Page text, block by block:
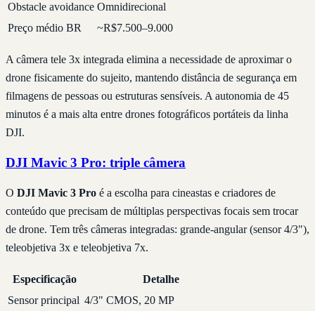
Obstacle avoidance Omnidirecional
Preço médio BR
~R$7.500–9.000
A câmera tele 3x integrada elimina a necessidade de aproximar o
drone fisicamente do sujeito, mantendo distância de segurança em
filmagens de pessoas ou estruturas sensíveis. A autonomia de 45
minutos é a mais alta entre drones fotográficos portáteis da linha
DJI.
DJI Mavic 3 Pro: triple câmera
O DJI Mavic 3 Pro é a escolha para cineastas e criadores de
conteúdo que precisam de múltiplas perspectivas focais sem trocar
de drone. Tem três câmeras integradas: grande-angular (sensor 4/3"),
teleobjetiva 3x e teleobjetiva 7x.
Especificação
Detalhe
Sensor principal 4/3" CMOS, 20 MP